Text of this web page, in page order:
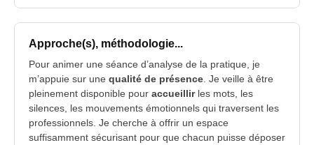
Approche(s), méthodologie...
Pour animer une séance d’analyse de la pratique, je
m’appuie sur une qualité de présence . Je veille à être
pleinement disponible pour accueillirles mots, les
silences, les mouvements émotionnels qui traversent les
professionnels. Je cherche à offrir un espace
suffisamment sécurisant pour que chacun puisse déposer